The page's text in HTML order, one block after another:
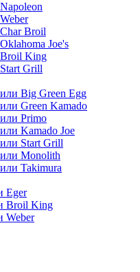
Broil
Joe's
King
Grill
Big Green Egg
Green Kamado
Primo
Kamado Joe
Start Grill
Monolith
Takimura
Eger
Broil King
Weber